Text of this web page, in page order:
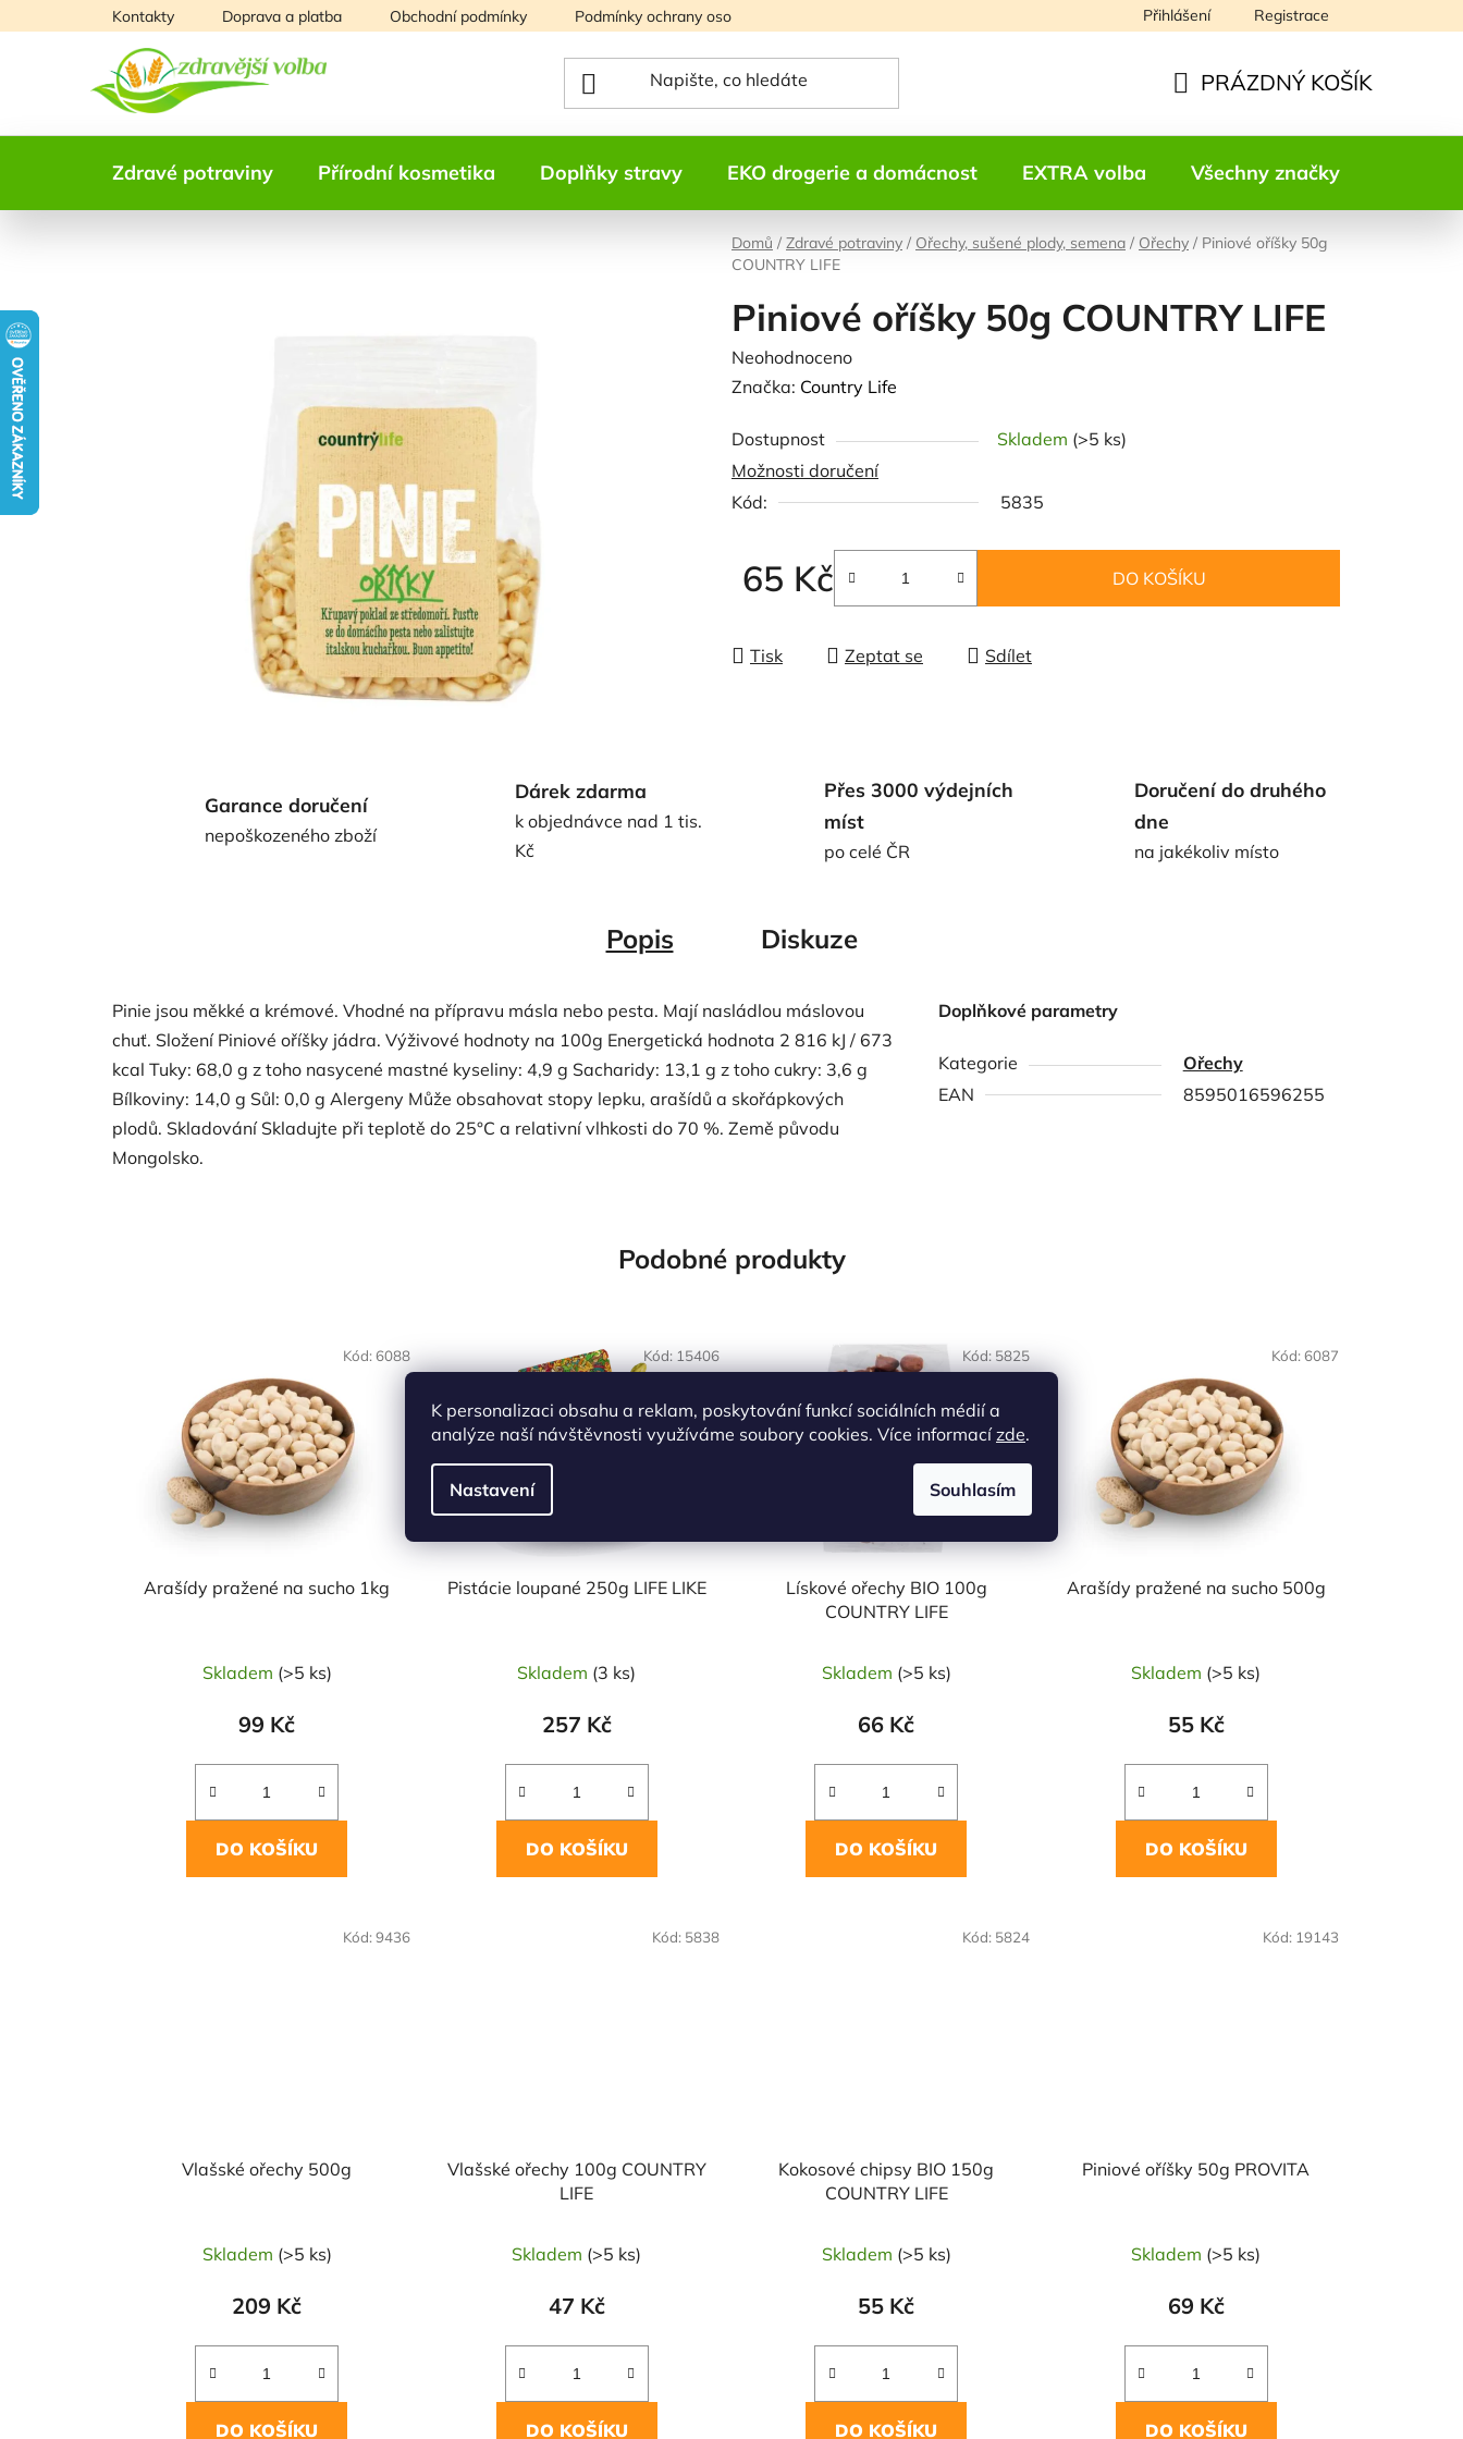
K personalizaci obsahu a reklam, poskytování funkcí sociálních médií a
analýze naší návštěvnosti využíváme soubory cookies. Více informacízde.
Nastavení Souhlasím
na
Kontakty Doprava a platba Obchodní podmínky Podmínky ochrany osobních údajů Přihlášení Registrace
KOŠÍK
PRÁZDNÝ KOŠÍK
Zdravé potraviny Přírodní kosmetika Doplňky stravy EKO drogerie a domácnost EXTRA volba Všechny značky
Domů / Zdravé potraviny / Ořechy, sušené plody, semena / Ořechy / Piniové oříšky 50g
COUNTRY LIFE
Piniové oříšky 50g COUNTRY LIFE
Průměrné
hodnocení
je
0,0
z
hvězdiček.
Neohodnoceno
Značka: Country Life
Dostupnost Skladem (>5 ks)
Možnosti doručení
Kód:
5835
65 Kč
Měrná cena:
DO KOŠÍKU
Tisk Zeptat se Sdílet
Garance doručení
nepoškozeného zboží
Dárek zdarma
k objednávce nad 1 tis.
Kč
Přes 3000 výdejních
míst
po celé ČR
Doručení do druhého
dne
na jakékoliv místo
Popis Diskuze
Pinie jsou měkké a krémové. Vhodné na přípravu másla nebo pesta. Mají nasládlou máslovou
chuť. Složení Piniové oříšky jádra. Výživové hodnoty na 100g Energetická hodnota 2 816 kJ / 673
kcal Tuky: 68,0 g z toho nasycené mastné kyseliny: 4,9 g Sacharidy: 13,1 g z toho cukry: 3,6 g
Bílkoviny: 14,0 g Sůl: 0,0 g Alergeny Může obsahovat stopy lepku, arašídů a skořápkových
plodů. Skladování Skladujte při teplotě do 25°C a relativní vlhkosti do 70 %. Země původu
Mongolsko.
Doplňkové parametry
Kategorie
Ořechy
EAN
8595016596255
Podobné produkty
Arašídy pražené na sucho 1kg
Skladem (>5 ks)
99 Kč
DO KOŠÍKU
Kód: 6088
Pistácie loupané 250g LIFE LIKE
Skladem (3 ks)
257 Kč
DO KOŠÍKU
Kód: 15406
NAŠE OVĚŘENÁ
Lískové ořechy BIO 100g
COUNTRY LIFE
Skladem (>5 ks)
66 Kč
DO KOŠÍKU
Kód: 5825
Arašídy pražené na sucho 500g
Skladem (>5 ks)
55 Kč
DO KOŠÍKU
Kód: 6087
Vlašské ořechy 500g
Skladem (>5 ks)
209 Kč
DO KOŠÍKU
Kód: 9436
Vlašské ořechy 100g COUNTRY
LIFE
Skladem (>5 ks)
47 Kč
DO KOŠÍKU
Kód: 5838
Kokosové chipsy BIO 150g
COUNTRY LIFE
Skladem (>5 ks)
55 Kč
DO KOŠÍKU
Kód: 5824
Piniové oříšky 50g PROVITA
Skladem (>5 ks)
69 Kč
DO KOŠÍKU
Kód: 19143